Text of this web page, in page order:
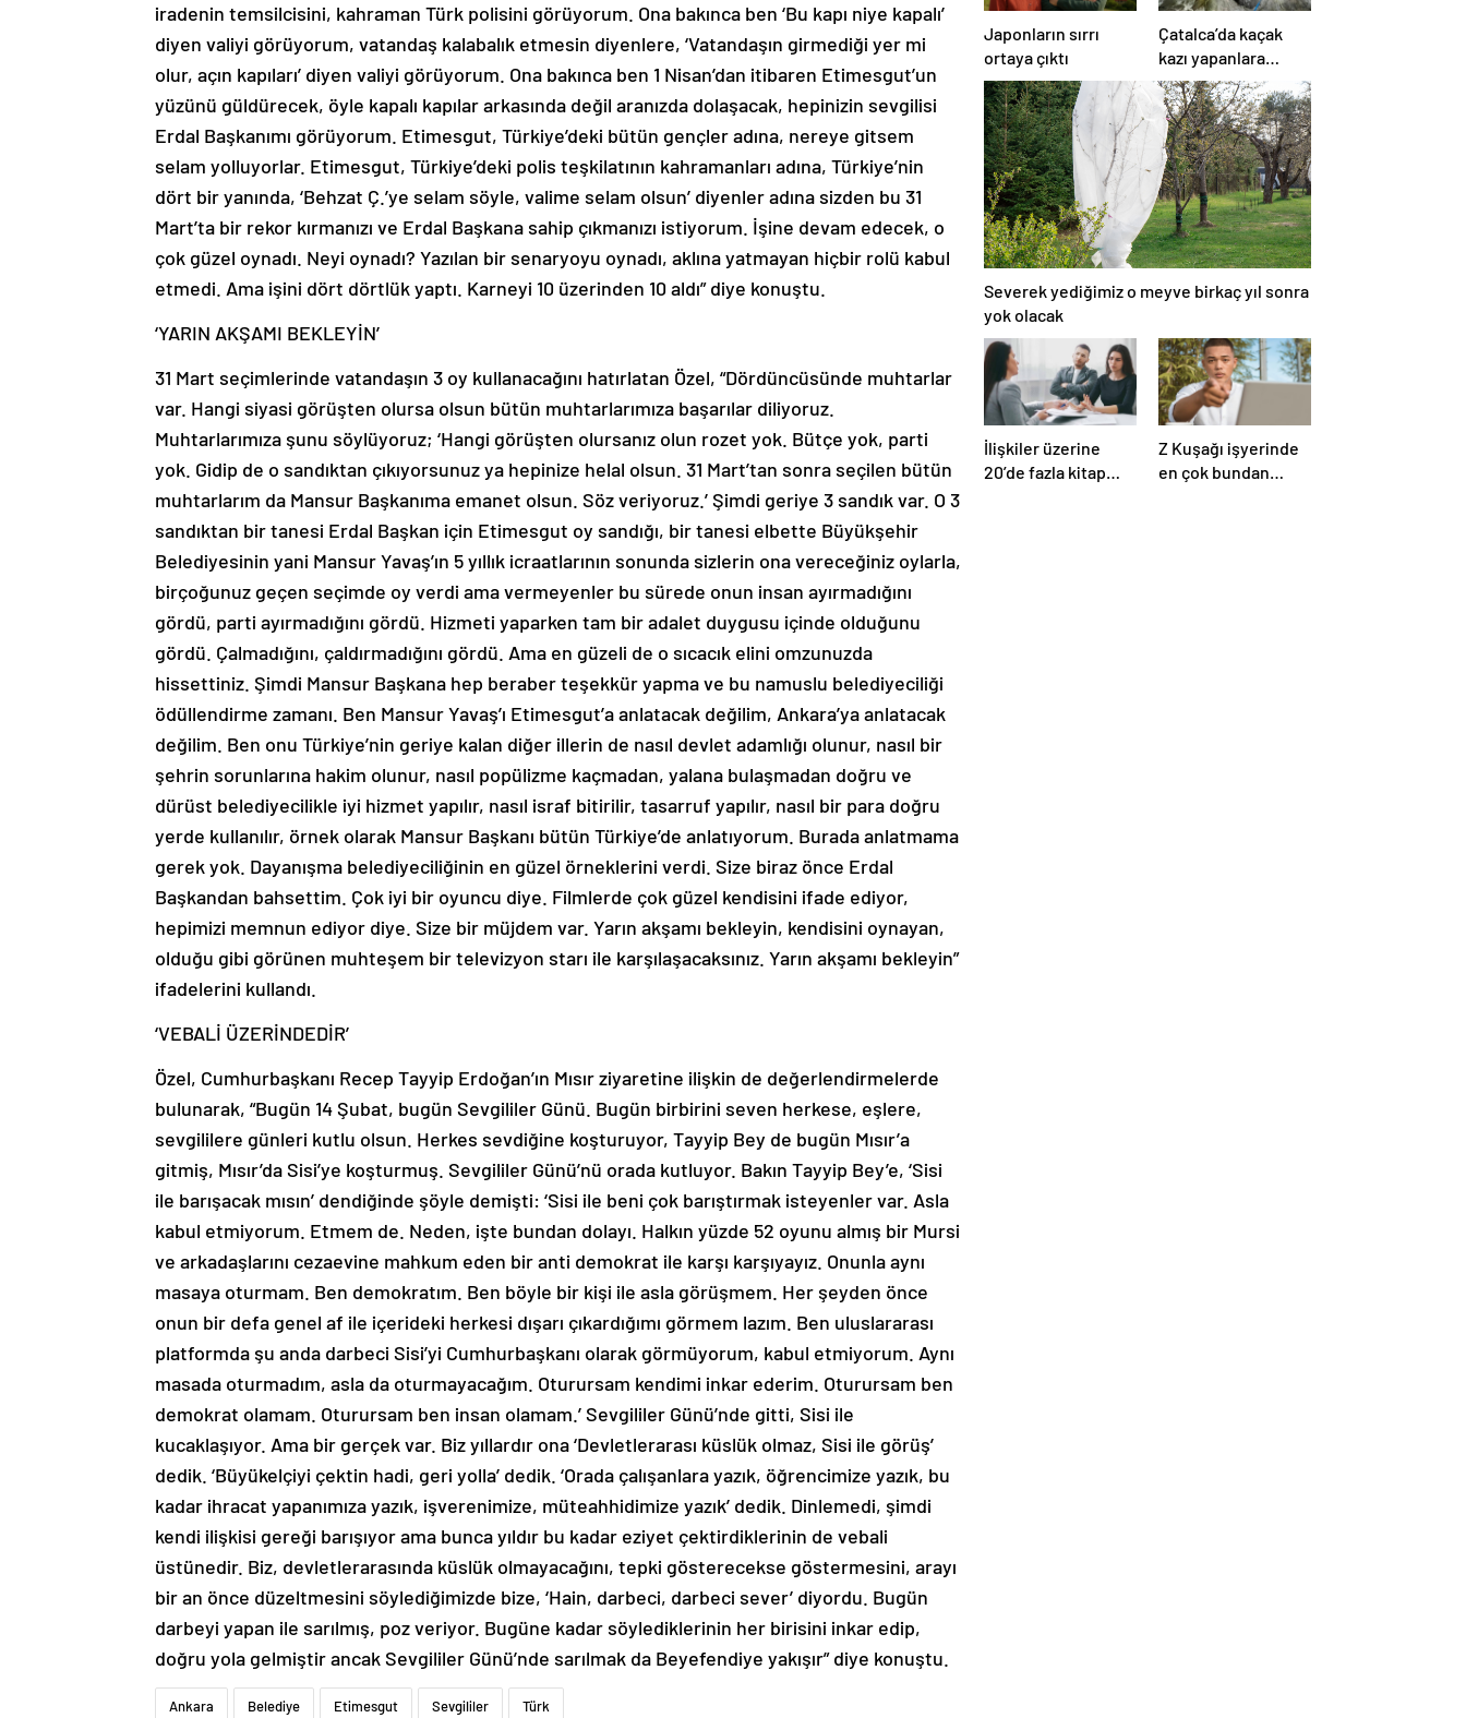
iradenin temsilcisini, kahraman Türk polisini görüyorum. Ona bakınca ben ‘Bu kapı niye kapalı’
diyen valiyi görüyorum, vatandaş kalabalık etmesin diyenlere, ‘Vatandaşın girmediği yer mi
olur, açın kapıları’ diyen valiyi görüyorum. Ona bakınca ben 1 Nisan’dan itibaren Etimesgut’un
yüzünü güldürecek, öyle kapalı kapılar arkasında değil aranızda dolaşacak, hepinizin sevgilisi
Erdal Başkanımı görüyorum. Etimesgut, Türkiye’deki bütün gençler adına, nereye gitsem
selam yolluyorlar. Etimesgut, Türkiye’deki polis teşkilatının kahramanları adına, Türkiye’nin
dört bir yanında, ‘Behzat Ç.’ye selam söyle, valime selam olsun’ diyenler adına sizden bu 31
Mart’ta bir rekor kırmanızı ve Erdal Başkana sahip çıkmanızı istiyorum. İşine devam edecek, o
çok güzel oynadı. Neyi oynadı? Yazılan bir senaryoyu oynadı, aklına yatmayan hiçbir rolü kabul
etmedi. Ama işini dört dörtlük yaptı. Karneyi 10 üzerinden 10 aldı” diye konuştu.
‘YARIN AKŞAMI BEKLEYİN’
31 Mart seçimlerinde vatandaşın 3 oy kullanacağını hatırlatan Özel, “Dördüncüsünde muhtarlar
var. Hangi siyasi görüşten olursa olsun bütün muhtarlarımıza başarılar diliyoruz.
Muhtarlarımıza şunu söylüyoruz; ‘Hangi görüşten olursanız olun rozet yok. Bütçe yok, parti
yok. Gidip de o sandıktan çıkıyorsunuz ya hepinize helal olsun. 31 Mart’tan sonra seçilen bütün
muhtarlarım da Mansur Başkanıma emanet olsun. Söz veriyoruz.’ Şimdi geriye 3 sandık var. O 3
sandıktan bir tanesi Erdal Başkan için Etimesgut oy sandığı, bir tanesi elbette Büyükşehir
Belediyesinin yani Mansur Yavaş’ın 5 yıllık icraatlarının sonunda sizlerin ona vereceğiniz oylarla,
birçoğunuz geçen seçimde oy verdi ama vermeyenler bu sürede onun insan ayırmadığını
gördü, parti ayırmadığını gördü. Hizmeti yaparken tam bir adalet duygusu içinde olduğunu
gördü. Çalmadığını, çaldırmadığını gördü. Ama en güzeli de o sıcacık elini omzunuzda
hissettiniz. Şimdi Mansur Başkana hep beraber teşekkür yapma ve bu namuslu belediyeciliği
ödüllendirme zamanı. Ben Mansur Yavaş’ı Etimesgut’a anlatacak değilim, Ankara’ya anlatacak
değilim. Ben onu Türkiye’nin geriye kalan diğer illerin de nasıl devlet adamlığı olunur, nasıl bir
şehrin sorunlarına hakim olunur, nasıl popülizme kaçmadan, yalana bulaşmadan doğru ve
dürüst belediyecilikle iyi hizmet yapılır, nasıl israf bitirilir, tasarruf yapılır, nasıl bir para doğru
yerde kullanılır, örnek olarak Mansur Başkanı bütün Türkiye’de anlatıyorum. Burada anlatmama
gerek yok. Dayanışma belediyeciliğinin en güzel örneklerini verdi. Size biraz önce Erdal
Başkandan bahsettim. Çok iyi bir oyuncu diye. Filmlerde çok güzel kendisini ifade ediyor,
hepimizi memnun ediyor diye. Size bir müjdem var. Yarın akşamı bekleyin, kendisini oynayan,
olduğu gibi görünen muhteşem bir televizyon starı ile karşılaşacaksınız. Yarın akşamı bekleyin”
ifadelerini kullandı.
‘VEBALİ ÜZERİNDEDİR’
Özel, Cumhurbaşkanı Recep Tayyip Erdoğan’ın Mısır ziyaretine ilişkin de değerlendirmelerde
bulunarak, “Bugün 14 Şubat, bugün Sevgililer Günü. Bugün birbirini seven herkese, eşlere,
sevgililere günleri kutlu olsun. Herkes sevdiğine koşturuyor, Tayyip Bey de bugün Mısır’a
gitmiş, Mısır’da Sisi’ye koşturmuş. Sevgililer Günü’nü orada kutluyor. Bakın Tayyip Bey’e, ‘Sisi
ile barışacak mısın’ dendiğinde şöyle demişti: ‘Sisi ile beni çok barıştırmak isteyenler var. Asla
kabul etmiyorum. Etmem de. Neden, işte bundan dolayı. Halkın yüzde 52 oyunu almış bir Mursi
ve arkadaşlarını cezaevine mahkum eden bir anti demokrat ile karşı karşıyayız. Onunla aynı
masaya oturmam. Ben demokratım. Ben böyle bir kişi ile asla görüşmem. Her şeyden önce
onun bir defa genel af ile içerideki herkesi dışarı çıkardığımı görmem lazım. Ben uluslararası
platformda şu anda darbeci Sisi’yi Cumhurbaşkanı olarak görmüyorum, kabul etmiyorum. Aynı
masada oturmadım, asla da oturmayacağım. Oturursam kendimi inkar ederim. Oturursam ben
demokrat olamam. Oturursam ben insan olamam.’ Sevgililer Günü’nde gitti, Sisi ile
kucaklaşıyor. Ama bir gerçek var. Biz yıllardır ona ‘Devletlerarası küslük olmaz, Sisi ile görüş’
dedik. ‘Büyükelçiyi çektin hadi, geri yolla’ dedik. ‘Orada çalışanlara yazık, öğrencimize yazık, bu
kadar ihracat yapanımıza yazık, işverenimize, müteahhidimize yazık’ dedik. Dinlemedi, şimdi
kendi ilişkisi gereği barışıyor ama bunca yıldır bu kadar eziyet çektirdiklerinin de vebali
üstünedir. Biz, devletlerarasında küslük olmayacağını, tepki gösterecekse göstermesini, arayı
bir an önce düzeltmesini söylediğimizde bize, ‘Hain, darbeci, darbeci sever’ diyordu. Bugün
darbeyi yapan ile sarılmış, poz veriyor. Bugüne kadar söylediklerinin her birisini inkar edip,
doğru yola gelmiştir ancak Sevgililer Günü’nde sarılmak da Beyefendiye yakışır” diye konuştu.
Ankara Belediye Etimesgut Sevgililer Türk
Japonların sırrı
ortaya çıktı
Çatalca’da kaçak
kazı yapanlara
operasyon: 4
gözaltı
Severek yediğimiz o meyve birkaç yıl sonra
yok olacak
İlişkiler üzerine
20’de fazla kitap
Z Kuşağı işyerinde
en çok bundan